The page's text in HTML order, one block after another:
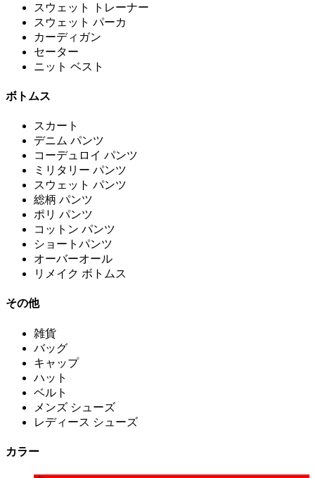
スウェット トレーナー
スウェット パーカ
カーディガン
セーター
ニット ベスト
ボトムス
スカート
デニム パンツ
コーデュロイ パンツ
ミリタリー パンツ
スウェット パンツ
総柄 パンツ
ポリ パンツ
コットン パンツ
ショートパンツ
オーバーオール
リメイク ボトムス
その他
雑貨
バッグ
キャップ
ハット
ベルト
メンズ シューズ
レディース シューズ
カラー